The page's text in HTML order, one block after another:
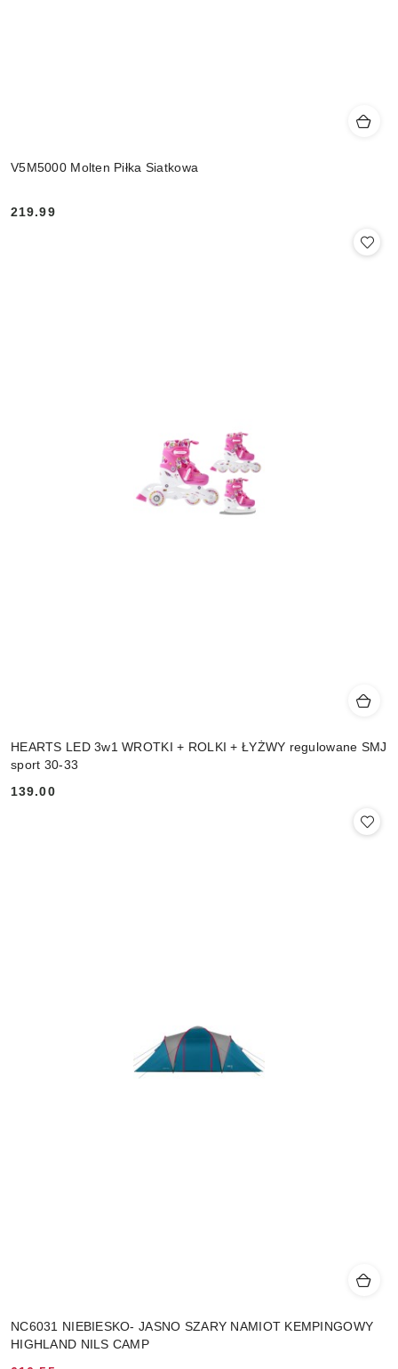
V5M5000 Molten Piłka Siatkowa
Cena:
219.99
HEARTS LED 3w1 WROTKI + ROLKI + ŁYŻWY regulowane SMJ
sport 30-33
Cena:
139.00
NC6031 NIEBIESKO- JASNO SZARY NAMIOT KEMPINGOWY
HIGHLAND NILS CAMP